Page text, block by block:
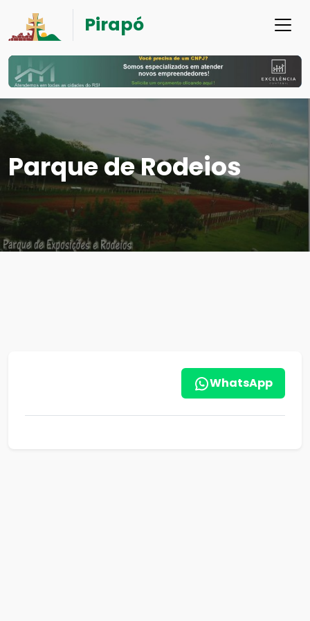
Pirapó
Parque de Rodeios
WhatsApp